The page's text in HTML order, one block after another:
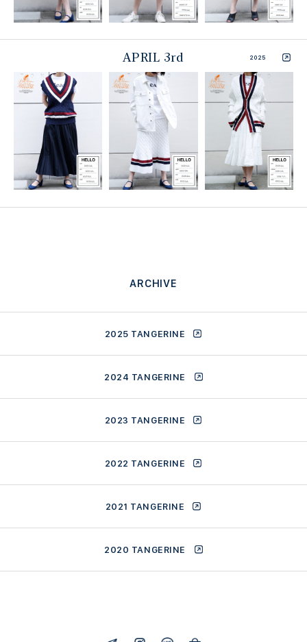
APRIL 3rd 2025
ARCHIVE
2025 TANGERINE
2024 TANGERINE
2023 TANGERINE
2022 TANGERINE
2021 TANGERINE
2020 TANGERINE